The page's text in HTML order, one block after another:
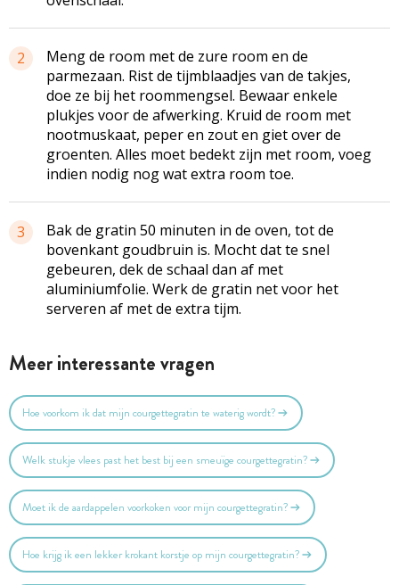
2
Meng de room met de zure room en de
parmezaan. Rist de tijmblaadjes van de takjes,
doe ze bij het roommengsel. Bewaar enkele
plukjes voor de afwerking. Kruid de room met
nootmuskaat, peper en zout en giet over de
groenten. Alles moet bedekt zijn met room, voeg
indien nodig nog wat extra room toe.
3
Bak de gratin 50 minuten in de oven, tot de
bovenkant goudbruin is. Mocht dat te snel
gebeuren, dek de schaal dan af met
aluminiumfolie. Werk de gratin net voor het
serveren af met de extra tijm.
Meer interessante vragen
Hoe voorkom ik dat mijn courgettegratin te waterig wordt?
Welk stukje vlees past het best bij een smeuïge courgettegratin?
Moet ik de aardappelen voorkoken voor mijn courgettegratin?
Hoe krijg ik een lekker krokant korstje op mijn courgettegratin?